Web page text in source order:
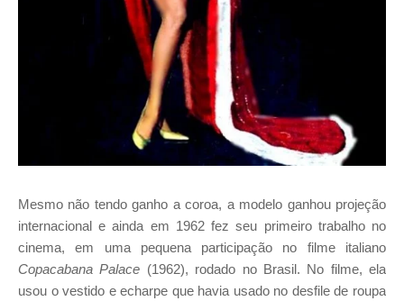
Mesmo não tendo ganho a coroa, a modelo ganhou projeção
internacional e ainda em 1962 fez seu primeiro trabalho no
cinema, em uma pequena participação no filme italiano
Copacabana Palace (1962), rodado no Brasil. No filme, ela
usou o vestido e echarpe que havia usado no desfile de roupa